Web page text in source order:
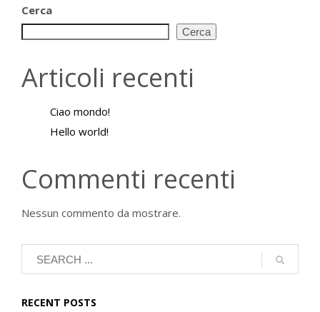
Cerca
Cerca
Articoli recenti
Ciao mondo!
Hello world!
Commenti recenti
Nessun commento da mostrare.
RECENT POSTS